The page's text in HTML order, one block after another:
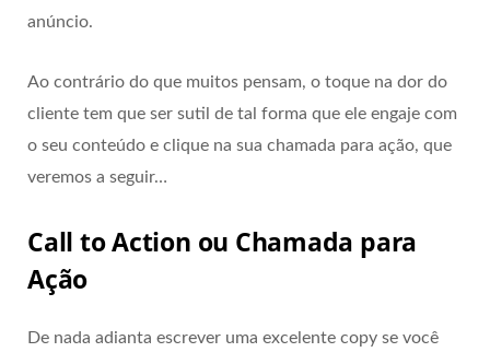
anúncio.
Ao contrário do que muitos pensam, o toque na dor do
cliente tem que ser sutil de tal forma que ele engaje com
o seu conteúdo e clique na sua chamada para ação, que
veremos a seguir…
Call to Action ou Chamada para
Ação
De nada adianta escrever uma excelente copy se você